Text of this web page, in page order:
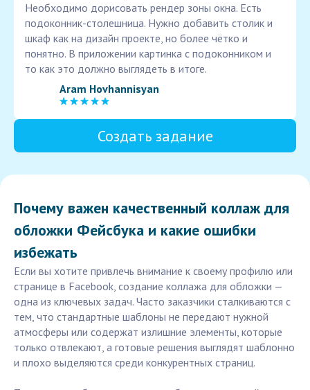
Необходимо дорисовать рендер зоны окна. Есть
подоконник-столешница. Нужно добавить столик и
шкаф как на дизайн проекте, но более чётко и
понятно. В приложении картинка с подоконником и
то как это должно выглядеть в итоге.
Aram Hovhannisyan
Создать задание
Почему важен качественный коллаж для
обложки Фейсбука и какие ошибки
избежать
Если вы хотите привлечь внимание к своему профилю или
странице в Facebook, создание коллажа для обложки —
одна из ключевых задач. Часто заказчики сталкиваются с
тем, что стандартные шаблоны не передают нужной
атмосферы или содержат излишние элементы, которые
только отвлекают, а готовые решения выглядят шаблонно
и плохо выделяются среди конкурентных страниц.